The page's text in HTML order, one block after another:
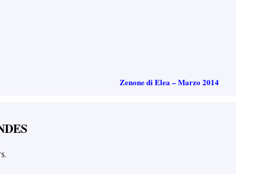
Zenone di Elea – Marzo 2014